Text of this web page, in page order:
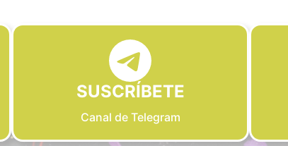
SUSCRÍBETE
Canal de Telegram